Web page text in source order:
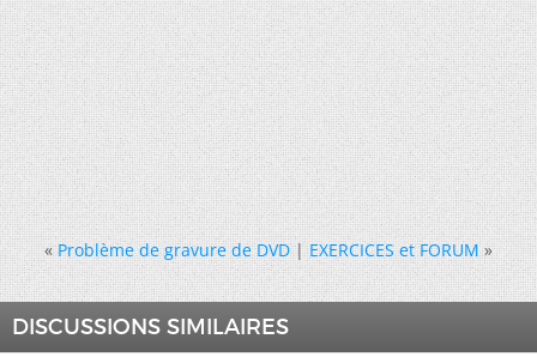
« Problème de gravure de DVD|EXERCICES et FORUM »
DISCUSSIONS SIMILAIRES